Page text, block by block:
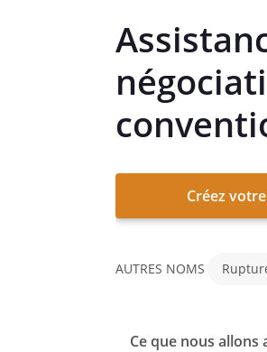
Créez
AUTRES NOMS
Ce que nous allons